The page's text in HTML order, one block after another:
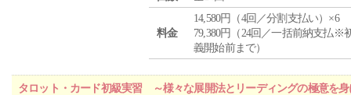
料金
14,580円（4回／分割支払い）×6
79,380円（24回／一括前納支払※
義開始前まで）
タロット・カード初級実習 ～様々な展開法とリーディングの極意を身